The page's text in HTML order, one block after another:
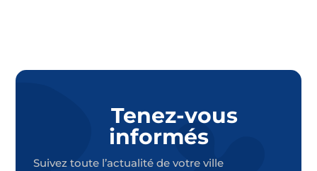
Tenez-vous
informés
Suivez toute l’actualité de votre ville